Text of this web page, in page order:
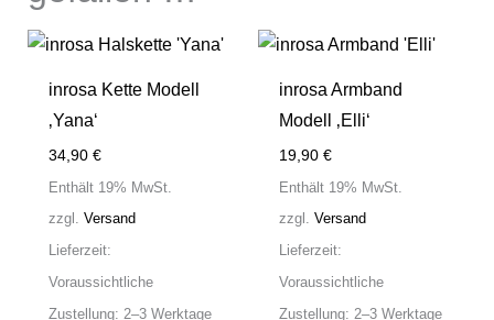
inrosa Kette Modell
‚Yana‘
34,90 €
Enthält 19% MwSt.
zzgl. Versand
Lieferzeit:
Voraussichtliche
Zustellung: 2–3 Werktage
inrosa Armband
Modell ‚Elli‘
19,90€
Enthält 19% MwSt.
zzgl.Versand
Lieferzeit:
Voraussichtliche
Zustellung: 2–3 Werktage